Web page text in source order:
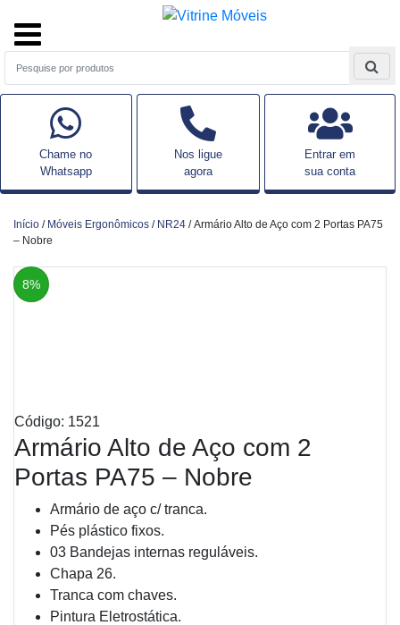
Chame no
Whatsapp
Nos ligue
agora
Entrar em
sua conta
Início / Móveis Ergonômicos / NR24 / Armário Alto de Aço com 2 Portas PA75
– Nobre
8%
Código: 1521
Armário Alto de Aço com 2
Portas PA75 – Nobre
Armário de aço c/ tranca.
Pés plástico fixos.
03 Bandejas internas reguláveis.
Chapa 26.
Tranca com chaves.
Pintura Eletrostática.